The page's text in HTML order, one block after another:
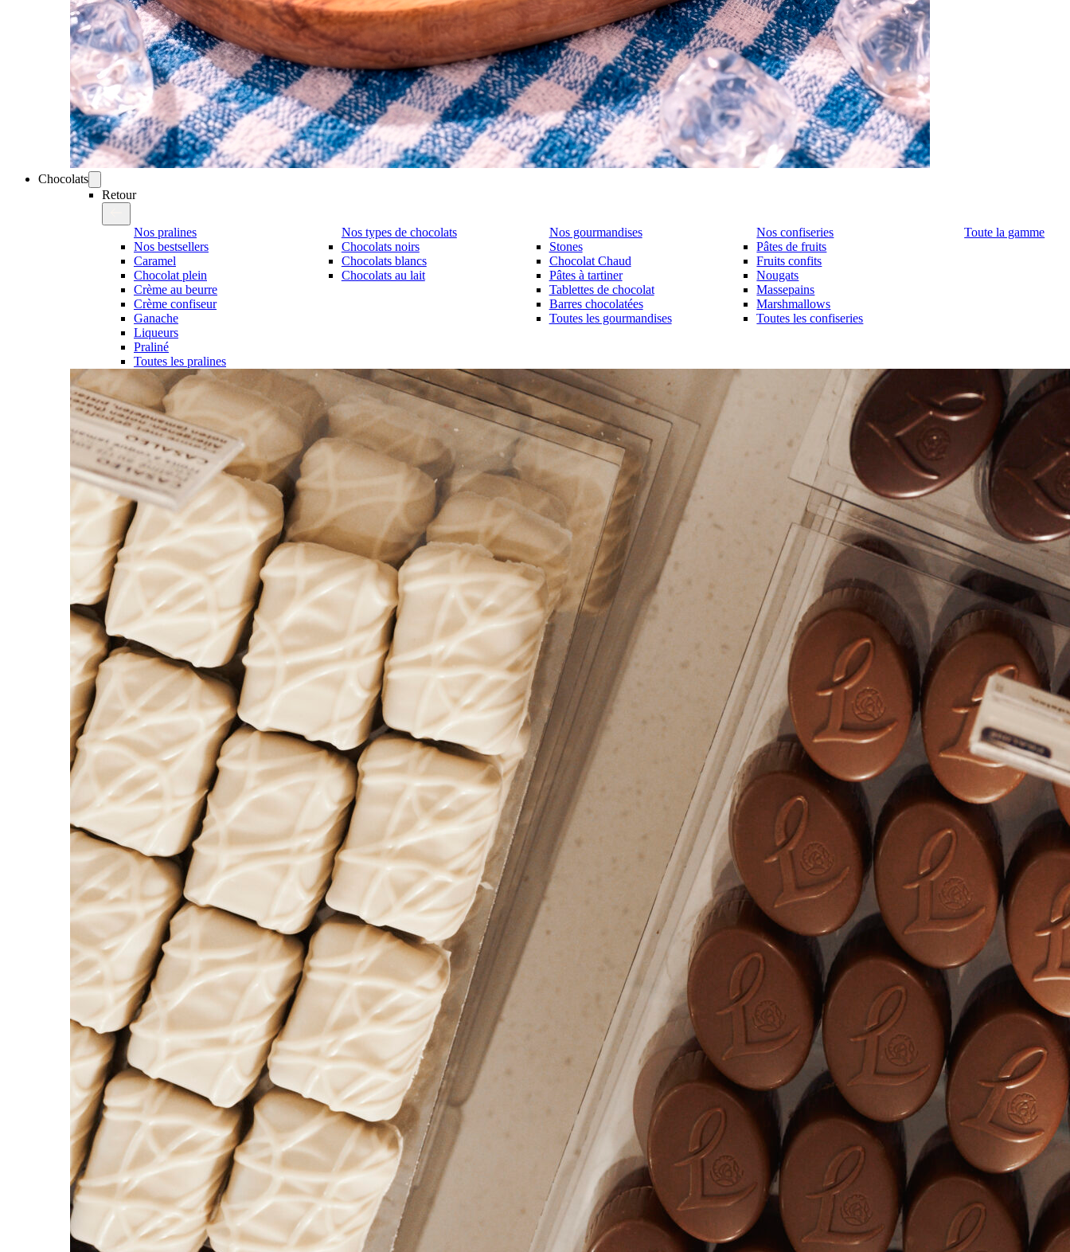
Chocolats
Retour
Nos pralines
Nos bestsellers
Caramel
Chocolat plein
Crème au beurre
Crème confiseur
Ganache
Liqueurs
Praliné
Toutes les pralines
Nos types de chocolats
Chocolats noirs
Chocolats blancs
Chocolats au lait
Nos gourmandises
Stones
Chocolat Chaud
Pâtes à tartiner
Tablettes de chocolat
Barres chocolatées
Toutes les gourmandises
Nos confiseries
Pâtes de fruits
Fruits confits
Nougats
Massepains
Marshmallows
Toutes les confiseries
Toute la gamme